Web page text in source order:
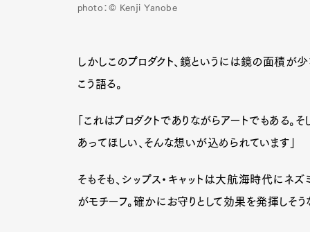
photo：© Kenji Yanobe
しかしこのプロダクト、鏡というには鏡の面積が
こう語る。
「これはプロダクトでありながらアートでもある
あってほしい、そんな想いが込められています」
そもそも、シップス・キャットは大航海時代に
がモチーフ。確かにお守りとして効果を発揮しそう